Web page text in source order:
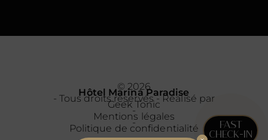
FAST
CHECK-IN
© 2026
Hôtel Marina Paradise
- Tous droits réservés - Réalisé par
Geek Tonic
-
Mentions légales
-
Politique de confidentialité